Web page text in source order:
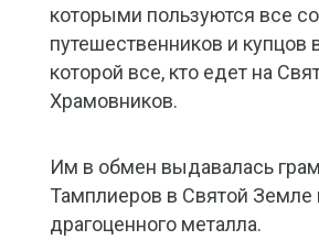
которыми пользуются все
путешественников и
которой все, кто едет на
Храмовников.
Им в обмен выдавалась
Тамплиеров в Святой Земле
драгоценного металла.